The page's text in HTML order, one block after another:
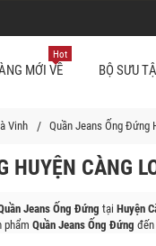
MỚI VỀ
Hot
BỘ SƯU
Vinh Quần Jeans Ống Đứng
HUYỆN CÀNG
Jeans Ống Đứng tại Huyện
phẩm Quần Jeans Ống Đứng